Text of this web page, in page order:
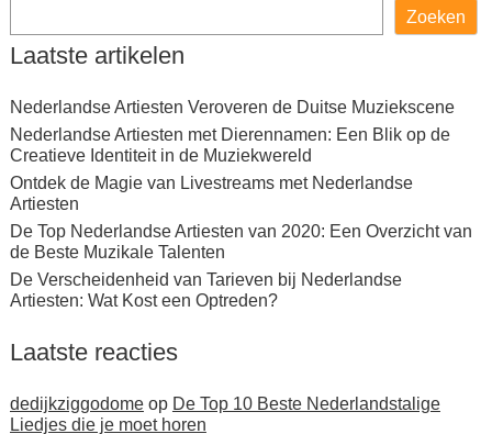
Zoeken
Laatste artikelen
Nederlandse Artiesten Veroveren de Duitse Muziekscene
Nederlandse Artiesten met Dierennamen: Een Blik op de
Creatieve Identiteit in de Muziekwereld
Ontdek de Magie van Livestreams met Nederlandse
Artiesten
De Top Nederlandse Artiesten van 2020: Een Overzicht van
de Beste Muzikale Talenten
De Verscheidenheid van Tarieven bij Nederlandse
Artiesten: Wat Kost een Optreden?
Laatste reacties
dedijkziggodomeop De Top 10 Beste Nederlandstalige
Liedjes die je moet horen